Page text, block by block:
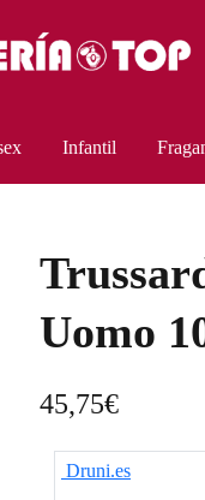
Infantil
Uomo
45,75€
Druni.es